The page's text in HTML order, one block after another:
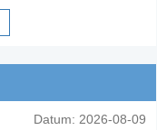
Datum: 2026-08-09